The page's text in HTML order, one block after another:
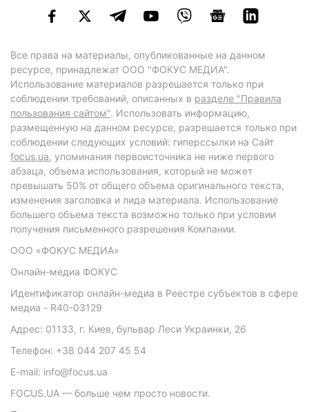
Все права на материалы, опубликованные на данном
ресурсе, принадлежат ООО "ФОКУС МЕДИА".
Использование материалов разрешается только при
соблюдении требований, описанных в разделе "Правила
пользования сайтом". Использовать информацию,
размещенную на данном ресурсе, разрешается только при
соблюдении следующих условий: гиперссылки на Сайт
focus.ua, упоминания первоисточника не ниже первого
абзаца, объема использования, который не может
превышать 50% от общего объема оригинального текста,
изменения заголовка и лида материала. Использование
большего объема текста возможно только при условии
получения письменного разрешения Компании.
ООО «ФОКУС МЕДИА»
Онлайн-медиа ФОКУС
Идентификатор онлайн-медиа в Реестре субъектов в сфере
медиа - R40-03129
Адрес: 01133, г. Киев, бульвар Леси Украинки, 26
Телефон: +38 044 207 45 54
E-mail: info@focus.ua
FOCUS.UA — больше чем просто новости.